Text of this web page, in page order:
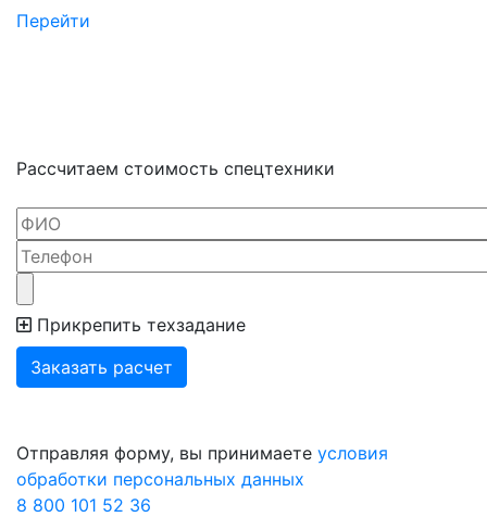
Перейти
Рассчитаем стоимость спецтехники
Прикрепить техзадание
Отправляя форму, вы принимаете условия
обработки персональных данных
8 800 101 52 36